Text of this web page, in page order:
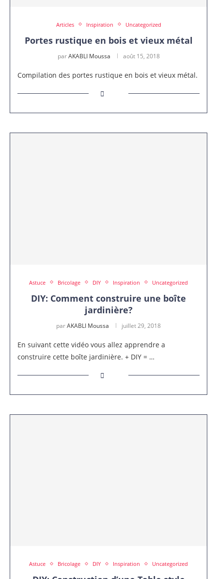
Articles Inspiration Uncategorized
Portes rustique en bois et vieux métal
parAKABLI Moussa août 15, 2018
Compilation des portes rustique en bois et vieux métal.
Astuce Bricolage DIY Inspiration Uncategorized
DIY: Comment construire une boîte
jardinière?
parAKABLI Moussa juillet 29, 2018
En suivant cette vidéo vous allez apprendre a
construire cette boîte jardinière. + DIY = …
Astuce Bricolage DIY Inspiration Uncategorized